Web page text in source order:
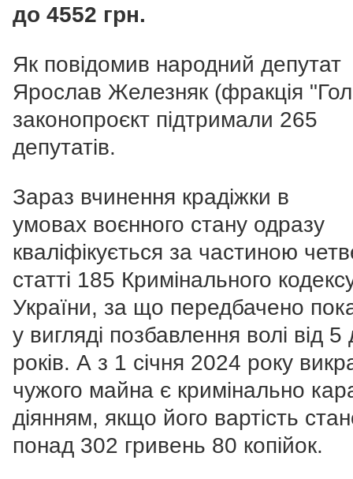
до 4552 грн.
Як повідомив народний депутат
Ярослав Железняк (фракція
законопроєкт підтримали 265
депутатів.
Зараз вчинення крадіжки в
умовах воєнного стану одразу
кваліфікується за частиною
статті 185 Кримінального
України, за що передбачено
у вигляді позбавлення волі від 5
років. А з 1 січня 2024 року
чужого майна є кримінально
діянням, якщо його вартість
понад 302 гривень 80 копійок.